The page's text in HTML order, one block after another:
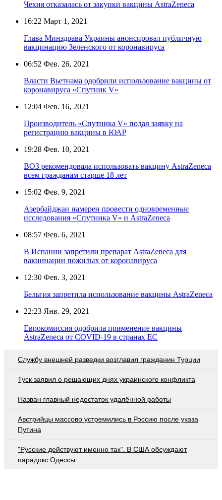
Чехия отказалась от закупки вакцины AstraZeneca
16:22 Март 1, 2021
Глава Минздрава Украины анонсировал публичную
вакцинацию Зеленского от коронавируса
06:52 Фев. 26, 2021
Власти Вьетнама одобрили использование вакцины от
коронавируса «Спутник V»
12:04 Фев. 16, 2021
Производитель «Спутника V» подал заявку на
регистрацию вакцины в ЮАР
19:28 Фев. 10, 2021
ВОЗ рекомендовала использовать вакцину AstraZeneca
всем гражданам старше 18 лет
15:02 Фев. 9, 2021
Азербайджан намерен провести одновременные
исследования «Спутника V» и AstraZeneca
08:57 Фев. 6, 2021
В Испании запретили препарат AstraZeneca для
вакцинации пожилых от коронавируса
12:30 Фев. 3, 2021
Бельгия запретила использование вакцины AstraZeneca
22:23 Янв. 29, 2021
Еврокомиссия одобрила применение вакцины
AstraZeneca от COVID-19 в странах ЕС
Службу внешней разведки возглавил гражданин Турции
Туск заявил о решающих днях украинского конфликта
Назван главный недостаток удалённой работы
Австрийцы массово устремились в Россию после указа
Путина
"Русские действуют именно так". В США обсуждают
парадокс Одессы